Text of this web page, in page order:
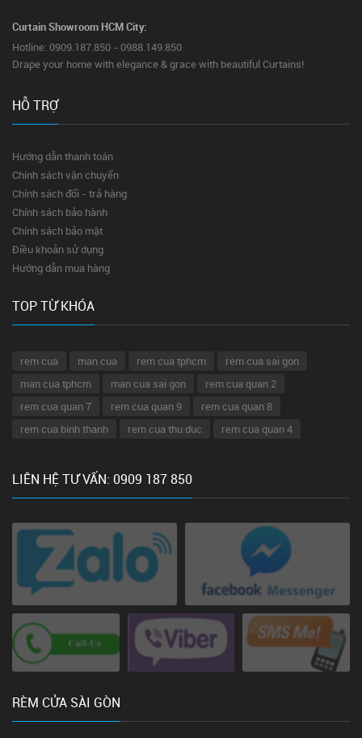
Curtain Showroom HCM City:
Hotline: 0909.187.850 - 0988.149.850
Drape your home with elegance & grace with beautiful Curtains!
HỖ TRỢ
Hướng dẫn thanh toán
Chính sách vận chuyển
Chính sách đổi - trả hàng
Chính sách bảo hành
Chính sách bảo mật
Điều khoản sử dụng
Hướng dẫn mua hàng
TOP TỪ KHÓA
rem cua man cua rem cua tphcm
rem cua sai gon
man cua tphcm
man cua sai gon
rem cua quan 2
rem cua quan 7
rem cua quan 9
rem cua quan 8
rem cua binh thanh
rem cua thu duc rem cua quan 4
LIÊN HỆ TƯ VẤN: 0909 187 850
RÈM CỬA SÀI GÒN